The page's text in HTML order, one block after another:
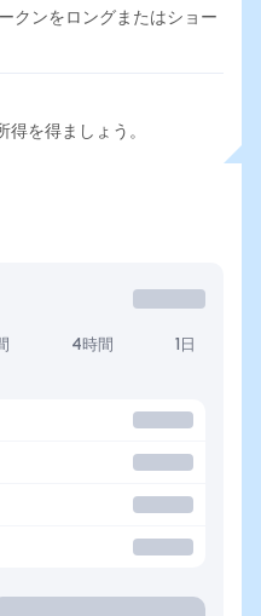
クンをロングまたはショー
得を得ましょう。
4時間 1日